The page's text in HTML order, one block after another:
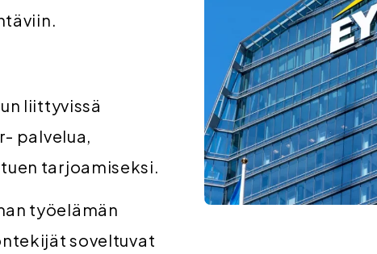
liittyvissä
palvelua,
tarjoamiseksi.
työelämän
soveltuvat